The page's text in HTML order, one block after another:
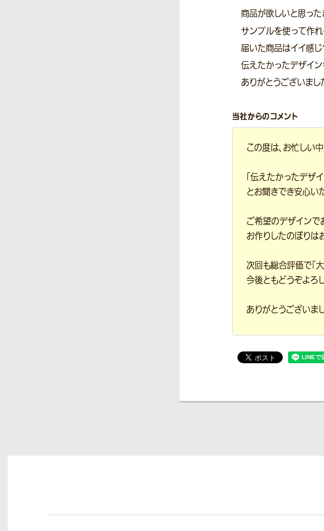
商品が欲しいと思った
サンプルを使って作れ
届いた商品はイイ感
伝えたかったデザイン
ありがとうございまし
当社からのコメント
この度は、お忙しい
「伝えたかったデザ
とお聞きでき安心い
ご希望のデザインで
お作りしたのぼりは
次回も総合評価で「
今後ともどうぞよろ
ありがとうございま